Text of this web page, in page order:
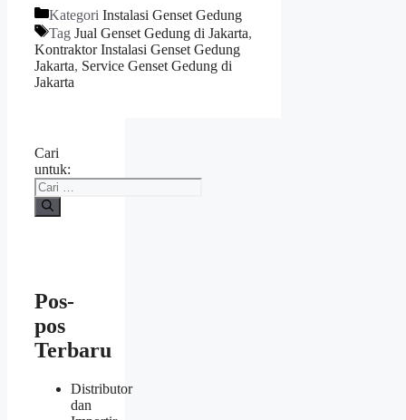
Kategori Instalasi Genset Gedung
Tag Jual Genset Gedung di Jakarta,
Kontraktor Instalasi Genset Gedung
Jakarta, Service Genset Gedung di
Jakarta
Cari
untuk:
Pos-
pos
Terbaru
Distributor
dan